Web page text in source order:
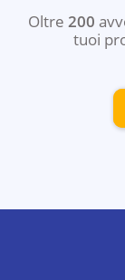
Oltre 200
tuoi